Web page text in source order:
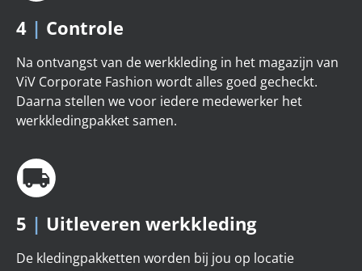
4 | Controle
Na ontvangst van de werkkleding in het magazijn van
ViV Corporate Fashion wordt alles goed gecheckt.
Daarna stellen we voor iedere medewerker het
werkkledingpakket samen.
5 | Uitleveren werkkleding
De kledingpakketten worden bij jou op locatie